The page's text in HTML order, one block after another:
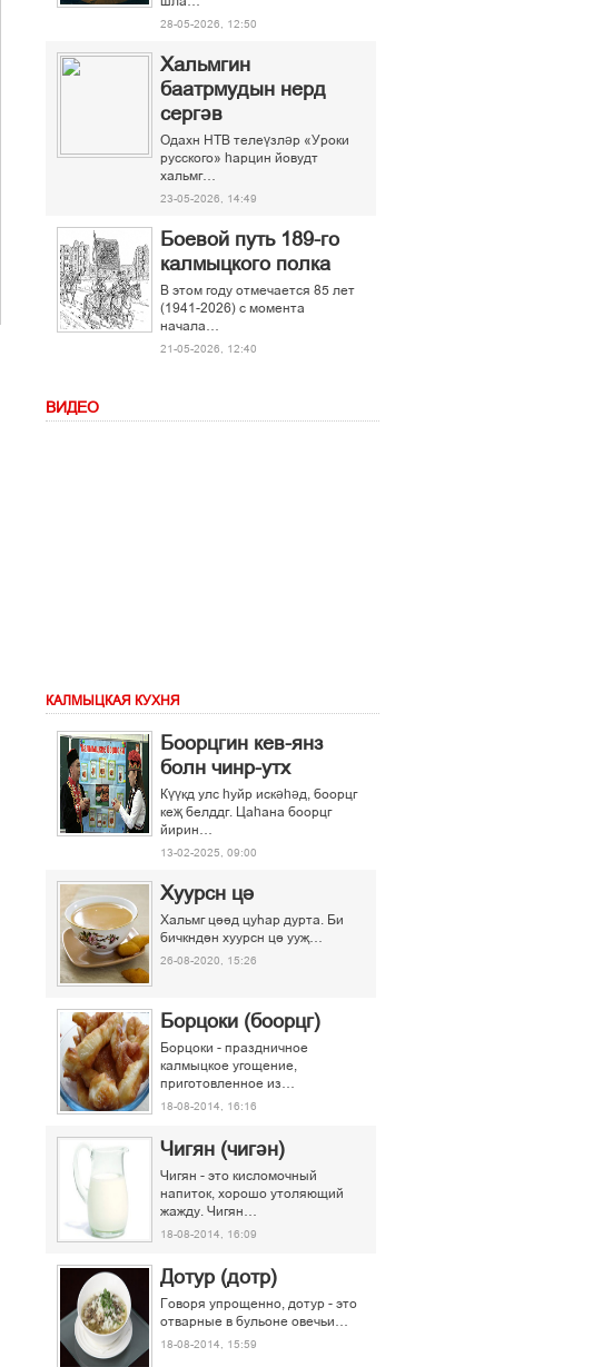
28-05-2026, 12:50
Хальмгин
баатрмудын нерд
сергәв
Одахн НТВ телеүзләр «Уроки
русского» һарцин йовудт
хальмг…
23-05-2026, 14:49
Боевой путь 189-го
калмыцкого полка
В этом году отмечается 85 лет
(1941-2026) с момента
начала…
21-05-2026, 12:40
ВИДЕО
КАЛМЫЦКАЯ КУХНЯ
Боорцгин кев-янз
болн чинр-утх
Күүкд улс һуйр искәһәд, боорцг
кеҗ белддг. Цаһана боорцг
йирин…
13-02-2025, 09:00
Хуурсн ці
Хальмг ціід цуєар дурта. Би
бичкндін хуурсн ці ууљ…
26-08-2020, 15:26
Борцоки (боорцг)
Борцоки - праздничное
калмыцкое угощение,
приготовленное из…
18-08-2014, 16:16
Чигян (чигән)
Чигян - это кисломочный
напиток, хорошо утоляющий
жажду. Чигян…
18-08-2014, 16:09
Дотур (дотр)
Говоря упрощенно, дотур - это
отварные в бульоне овечьи…
18-08-2014, 15:59